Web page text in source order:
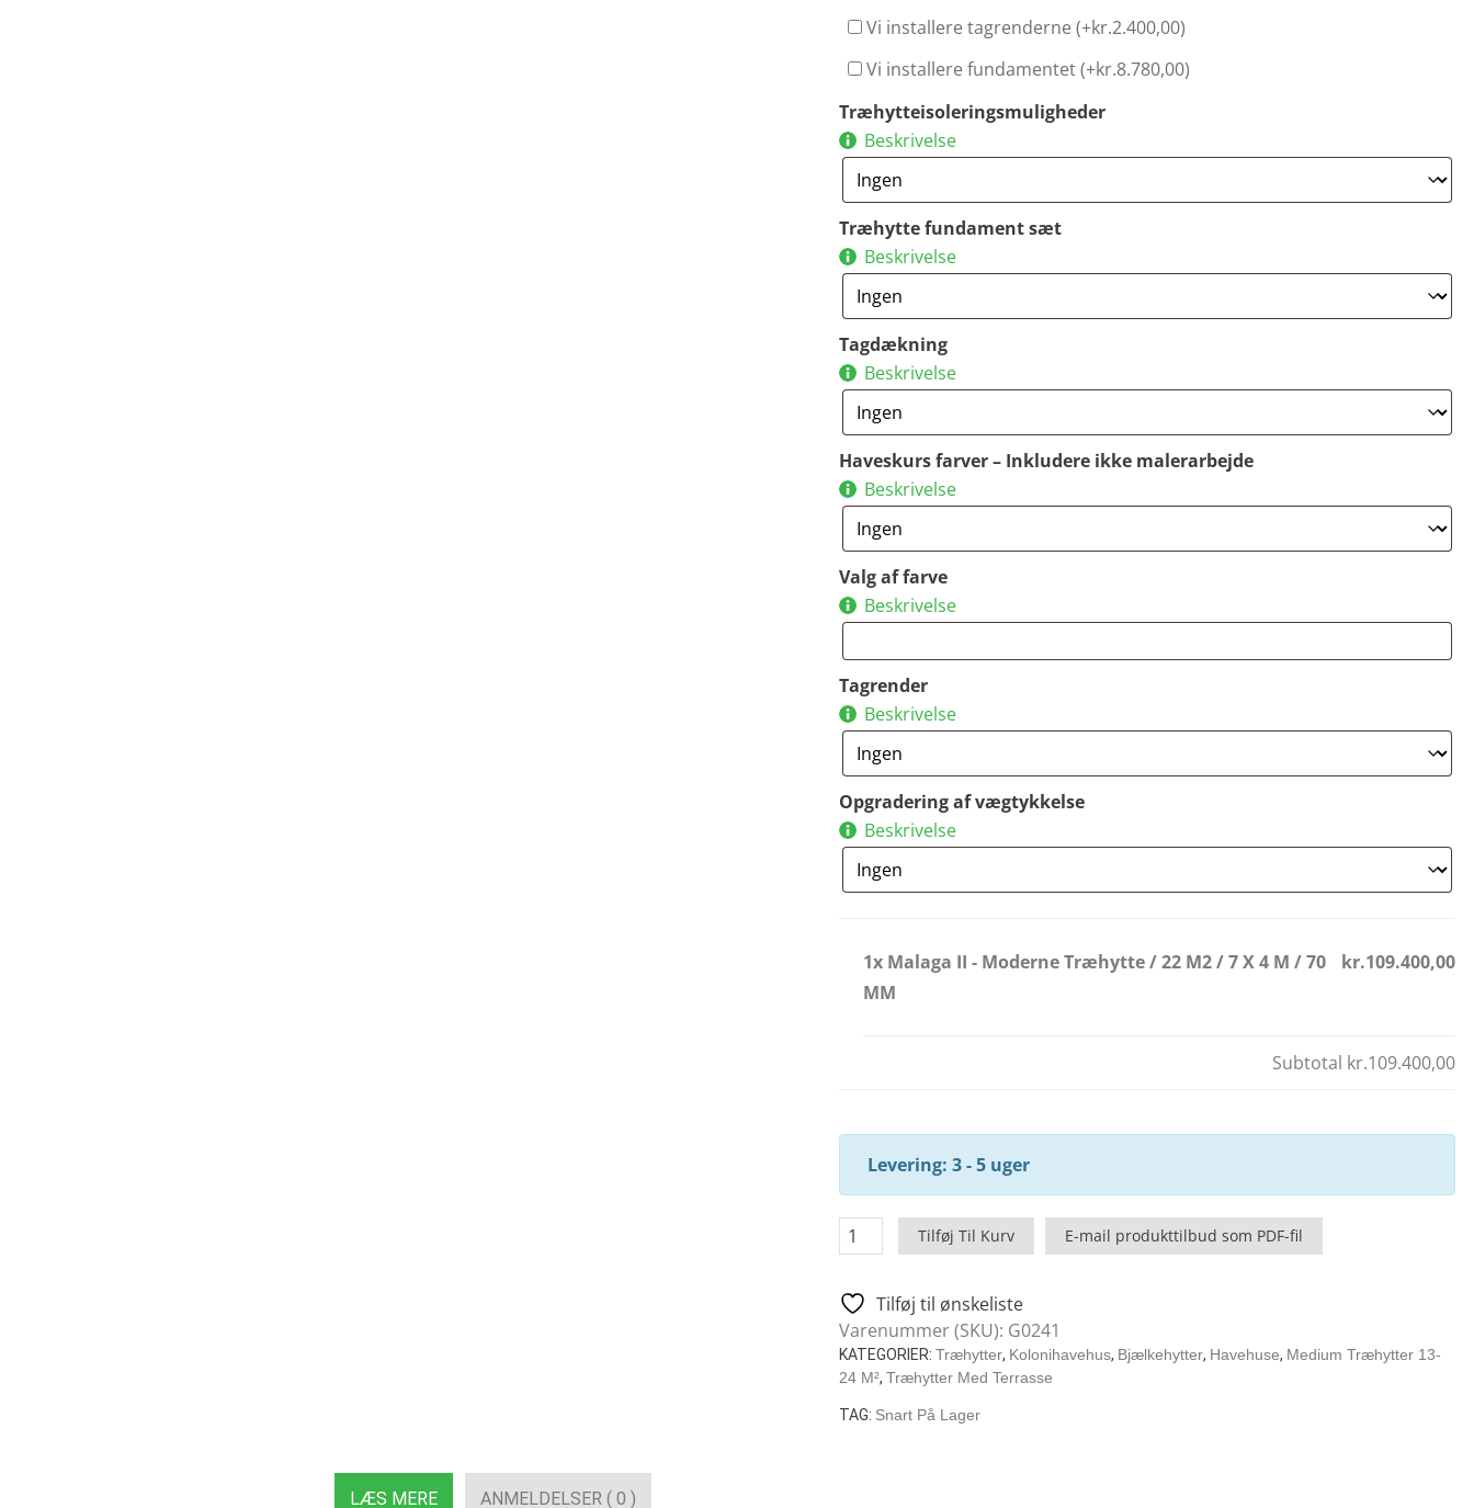
Vi installere tagrenderne (+kr.2.400,00)
Vi installere fundamentet (+kr.8.780,00)
Træhytteisoleringsmuligheder
Beskrivelse
Træhytte fundament sæt
Beskrivelse
Tagdækning
Beskrivelse
Haveskurs farver – Inkludere ikke malerarbejde
Beskrivelse
Valg af farve
Beskrivelse
Tagrender
Beskrivelse
Opgradering af vægtykkelse
Beskrivelse
1x Malaga II - Moderne Træhytte / 22 M2 / 7 X 4 M / 70
MM
kr.109.400,00
Subtotal kr.109.400,00
Levering: 3 - 5 uger
Malaga
II
Moderne
Træhytte
/
22
M2
Tilføj Til Kurv E-mail produkttilbud som PDF-fil
Tilføj til ønskeliste
Varenummer (SKU): G0241
KATEGORIER:Træhytter, Kolonihavehus, Bjælkehytter, Havehuse, Medium Træhytter 13-
24 M²,Træhytter Med Terrasse
TAG: Snart På Lager
LÆS MERE ANMELDELSER ( 0 )